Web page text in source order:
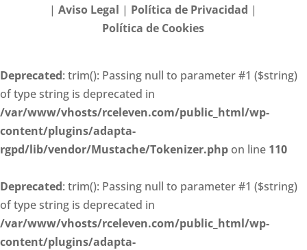
|Aviso Legal | Política de Privacidad |
Política de Cookies
Deprecated: trim(): Passing null to parameter #1 ($string)
of type string is deprecated in
/var/www/vhosts/rceleven.com/public_html/wp-
content/plugins/adapta-
rgpd/lib/vendor/Mustache/Tokenizer.php on line 110
Deprecated: trim(): Passing null to parameter #1 ($string)
of type string is deprecated in
/var/www/vhosts/rceleven.com/public_html/wp-
content/plugins/adapta-